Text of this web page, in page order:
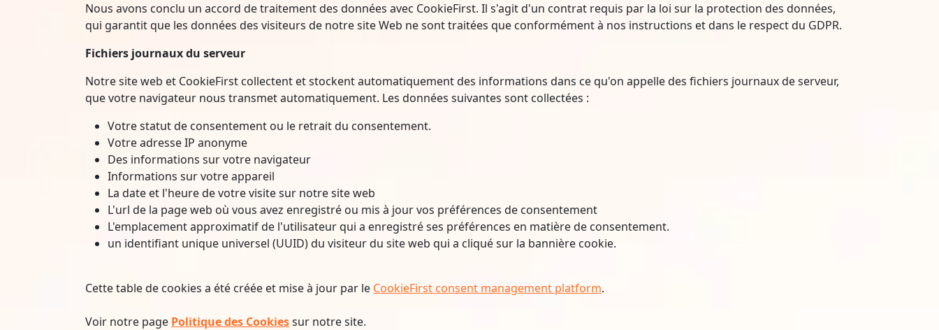
Nous avons conclu un accord de traitement des données avec CookieFirst. Il s'agit d'un contrat requis par la loi sur la protection des données,
qui garantit que les données des visiteurs de notre site Web ne sont traitées que conformément à nos instructions et dans le respect du GDPR.
Fichiers journaux du serveur
Notre site web et CookieFirst collectent et stockent automatiquement des informations dans ce qu'on appelle des fichiers journaux de serveur,
que votre navigateur nous transmet automatiquement. Les données suivantes sont collectées :
Votre statut de consentement ou le retrait du consentement.
Votre adresse IP anonyme
Des informations sur votre navigateur
Informations sur votre appareil
La date et l'heure de votre visite sur notre site web
L'url de la page web où vous avez enregistré ou mis à jour vos préférences de consentement
L'emplacement approximatif de l'utilisateur qui a enregistré ses préférences en matière de consentement.
un identifiant unique universel (UUID) du visiteur du site web qui a cliqué sur la bannière cookie.
Cette table de cookies a été créée et mise à jour par le CookieFirst consent management platform.
Voir notre page Politique des Cookiessur notre site.